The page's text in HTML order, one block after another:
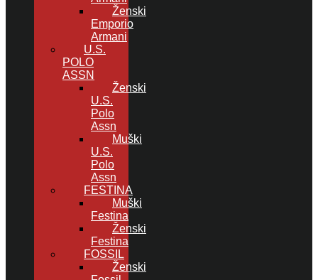
Ženski
Emporio
Armani
U.S.
POLO
ASSN
Ženski
U.S.
Polo
Assn
Muški
U.S.
Polo
Assn
FESTINA
Muški
Festina
Ženski
Festina
FOSSIL
Ženski